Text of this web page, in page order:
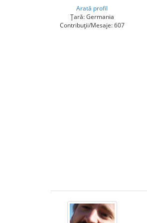
Arată profil
Țară: Germania
Contribuții/Mesaje: 607